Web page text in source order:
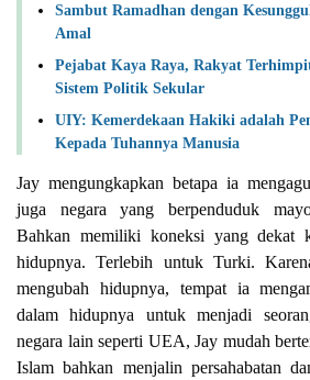
Sambut Ramadhan dengan
Amal
Pejabat Kaya Raya, Rakyat
Sistem Politik Sekular
UIY: Kemerdekaan Hakiki adalah
Kepada Tuhannya Manusia
Jay mengungkapkan betapa ia
juga negara yang berpenduduk
Bahkan memiliki koneksi yang dekat
hidupnya. Terlebih untuk Turki.
mengubah hidupnya, tempat ia
dalam hidupnya untuk menjadi
negara lain seperti UEA, Jay mudah
Islam bahkan menjalin persahabatan